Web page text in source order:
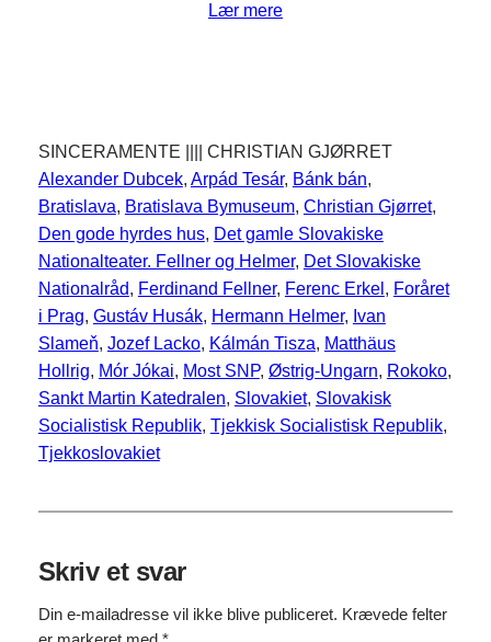
Lær mere
SINCERAMENTE |||| CHRISTIAN GJØRRET
Alexander Dubcek, Arpád Tesár, Bánk bán
Bratislava, Bratislava Bymuseum, Christian Gjørret
Den gode hyrdes hus, Det gamle Slovakiske
Nationalteater. Fellner og Helmer, Det Slovakiske
Nationalråd, Ferdinand Fellner, Ferenc Erkel , Foråret
i Prag, Gustáv Husák, Hermann Helmer, Ivan
Slameň, Jozef Lacko, Kálmán Tisza, Matthäus
Hollrig, Mór Jókai, Most SNP, Østrig-Ungarn, Rokoko
Sankt Martin Katedralen, Slovakiet, Slovakisk
Socialistisk Republik, Tjekkisk Socialistisk Republik
Tjekkoslovakiet
Skriv et svar
Din e-mailadresse vil ikke blive publiceret. Krævede felter